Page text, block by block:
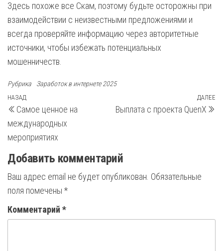
Здесь похоже все Скам, поэтому будьте осторожны при
взаимодействии с неизвестными предложениями и
всегда проверяйте информацию через авторитетные
источники, чтобы избежать потенциальных
мошенничеств.
Рубрика Заработок в интернете 2025
Навигация
по
записям
Предыдущая
запись
НАЗАД
Самое ценное на
международных
мероприятиях
ДАЛЕЕ
Выплата с проекта QuenX
Добавить комментарий
Ваш адрес email не будет опубликован. Обязательные
поля помечены *
Комментарий *